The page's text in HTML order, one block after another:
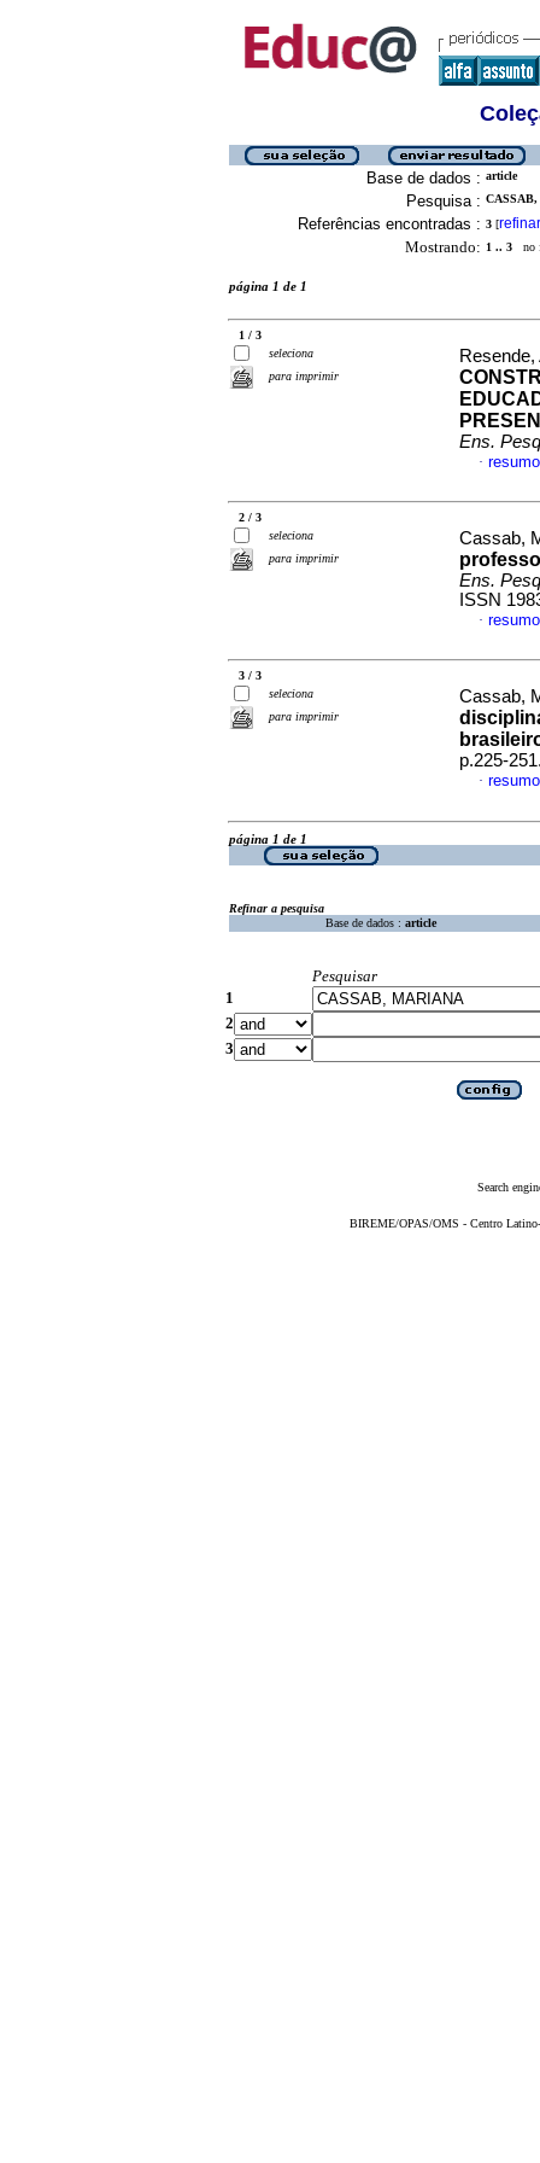
Base de dados : article
Pesquisa :
Referências encontradas : 3 [refinar
Mostrando: 1 .. 3 no
página 1 de 1
1 / 3
seleciona
para imprimir
Ens.
·
2 / 3
seleciona
para imprimir
Cassab,
Ens.
ISSN
·
3 / 3
seleciona
para imprimir
Cassab,
p.225-
·
página 1 de 1
Refinar a pesquisa
Base de dados : article
Pesquisar
1
2
3
Search
BIREME/OPAS/OMS - Centro Latino-